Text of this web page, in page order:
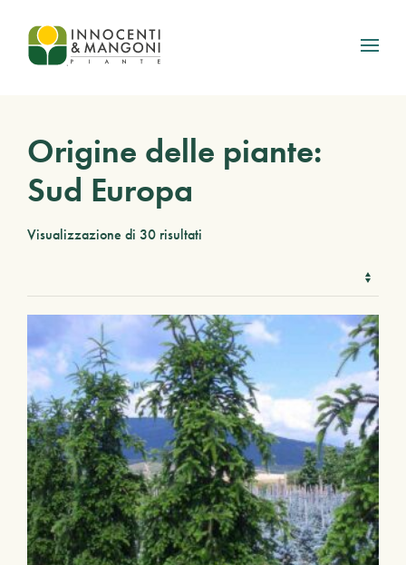
Skip to main content
Origine delle piante:
Sud Europa
Visualizzazione di 30 risultati